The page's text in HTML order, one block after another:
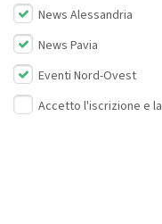
News Alessandria
News Pavia
Eventi Nord-Ovest
Accetto l'iscrizione e la